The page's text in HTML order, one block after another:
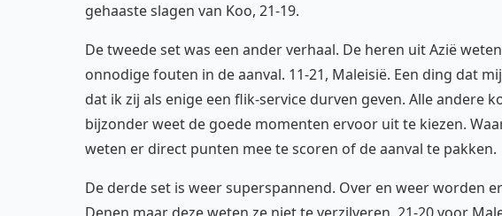
gehaaste slagen van Koo, 21-19.
De tweede set was een ander verhaal. De heren uit Azië
onnodige fouten in de aanval. 11-21, Maleisië. Een ding dat
dat ik zij als enige een flik-service durven geven. Alle andere
bijzonder weet de goede momenten ervoor uit te kiezen.
weten er direct punten mee te scoren of de aanval te pakken.
De derde set is weer superspannend. Over en weer worden